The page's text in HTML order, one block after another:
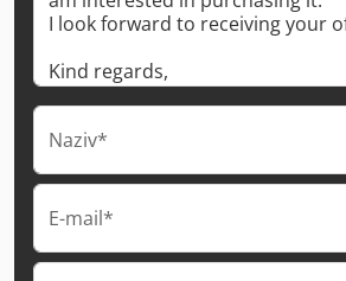
Naziv*
E-mail*